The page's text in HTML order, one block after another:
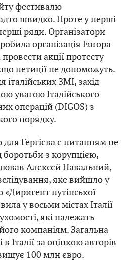
фестивалю
швидко. Проте у перші
ряди. Організатори
організація Europa
провестиакції протесту
петиції не допоможуть.
ЗМІ, захід
увагою Італійського
операцій (DIGOS) з
порядку.
Гергієва є питанням не
з корупцією,
Алєксєй Навальний,
яке вийшло у
«Диригент путінської
у восьми містах Італії
які належать
компаніям. Загальна
в Італії за оцінкою авторів
100 млн євро.